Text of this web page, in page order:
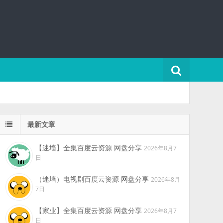
最新文章
【迷墙】全集百度云资源 网盘分享 2026年8月7
日
（迷墙）电视剧百度云资源 网盘分享 2026年8月
7日
【家业】全集百度云资源 网盘分享 2026年8月7
日